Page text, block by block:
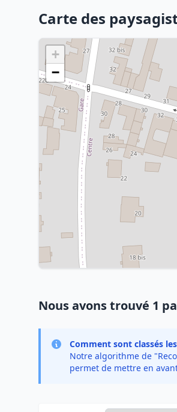
Carte des
+
−
Nous avons trouvé 1
Comment sont classés
Notre algorithme de
permet de mettre en